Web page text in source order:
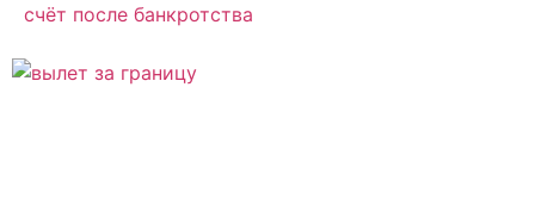
счёт после банкротства